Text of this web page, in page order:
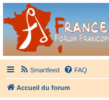
France Didgeridoo
Didgeridoo et Guimbarde sur
Smartfeed FAQ
Accueil du forum